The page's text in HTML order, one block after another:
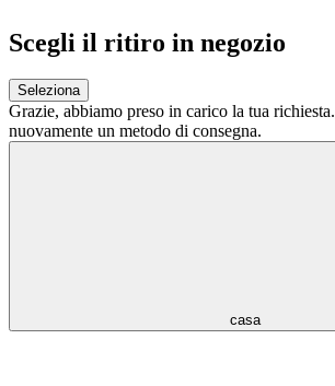
Scegli il ritiro in negozio
Seleziona
Grazie, abbiamo preso in carico la tua richiesta.
nuovamente un metodo di consegna.
casa